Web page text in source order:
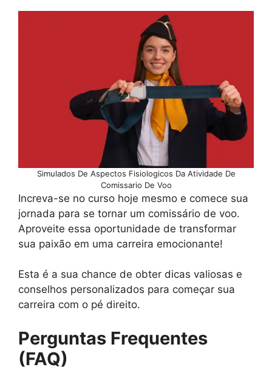
Simulados De Aspectos Fisiologicos Da Atividade De
Comissario De Voo
Increva-se no curso hoje mesmo e comece sua
jornada para se tornar um comissário de voo.
Aproveite essa oportunidade de transformar
sua paixão em uma carreira emocionante!
Esta é a sua chance de obter dicas valiosas e
conselhos personalizados para começar sua
carreira com o pé direito.
Perguntas Frequentes
(FAQ)